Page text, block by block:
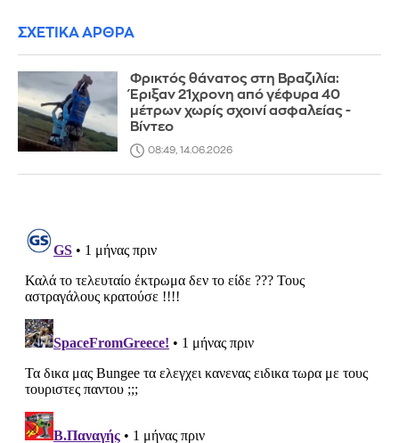
ΣΧΕΤΙΚΑ ΑΡΘΡΑ
Φρικτός θάνατος στη Βραζιλία:
Έριξαν 21χρονη από γέφυρα 40
μέτρων χωρίς σχοινί ασφαλείας -
Βίντεο
08:49, 14.06.2026